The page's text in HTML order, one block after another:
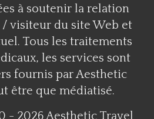
à soutenir la relation
visiteur du site Web et
Tous les traitements
les services sont
fournis par Aesthetic
être que médiatisé.
- 2026 Aesthetic Travel